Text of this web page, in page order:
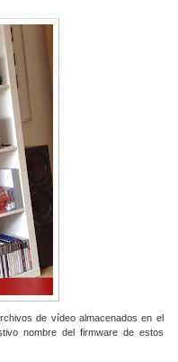
de vídeo almacenados en el
nombre del firmware de estos